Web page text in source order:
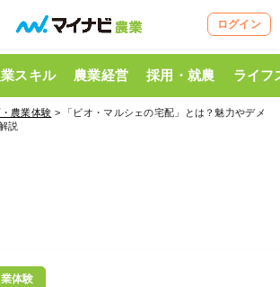
ログイン
スキル 農業経営 採用・就農 ライフ
農業体験 > 「ビオ・マルシェの宅配」とは？魅力やデメ
説
体験